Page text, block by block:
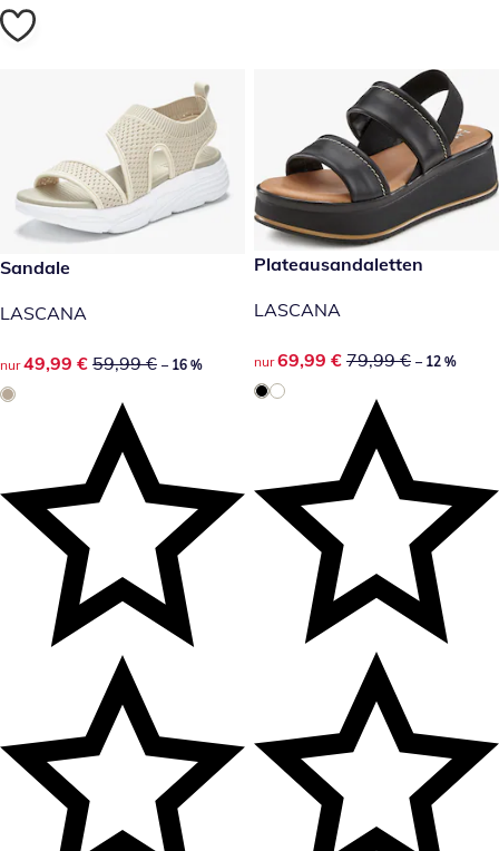
reduzierter Preis 49,99 €, vorheriger Preis: 59,99 €
-16 %
Sandale
LASCANA
reduzierter Preis 49,99 €, vorheriger Preis: 59,99 €
nur 49,99 € 59,99 € – 16 %
reduzierter Preis 69,99 €,
-12 %
Plateausandaletten
LASCANA
reduzierter Preis 69,99 €,
nur 69,99 € 79,99 € – 12 %